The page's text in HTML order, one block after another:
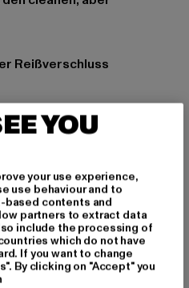
Reißverschluss
98% Baumwolle, 2%
|info@2y-studios.com
| DE
YOU
your use experience,
use behaviour and to
based contents and
partners to extract data
include the processing of
which do not have
If you want to change
By clicking on "Accept" you